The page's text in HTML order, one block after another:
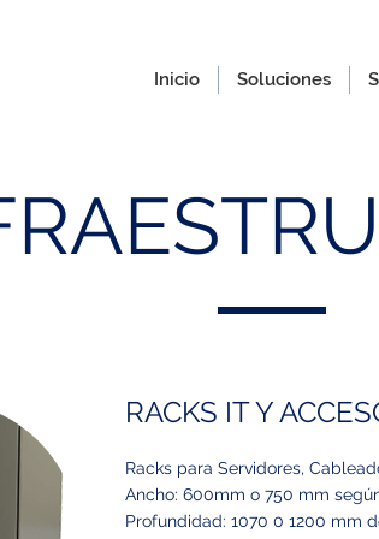
Inicio Soluciones
RACKS IT Y
Racks para Servidores,
Ancho: 600mm o 750 mm
Profundidad: 1070 0 1200 mm